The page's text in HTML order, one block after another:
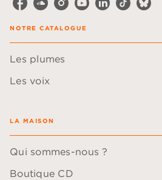
NOTRE CATALOGUE
Les plumes
Les voix
LA MAISON
Qui sommes-nous ?
Boutique CD